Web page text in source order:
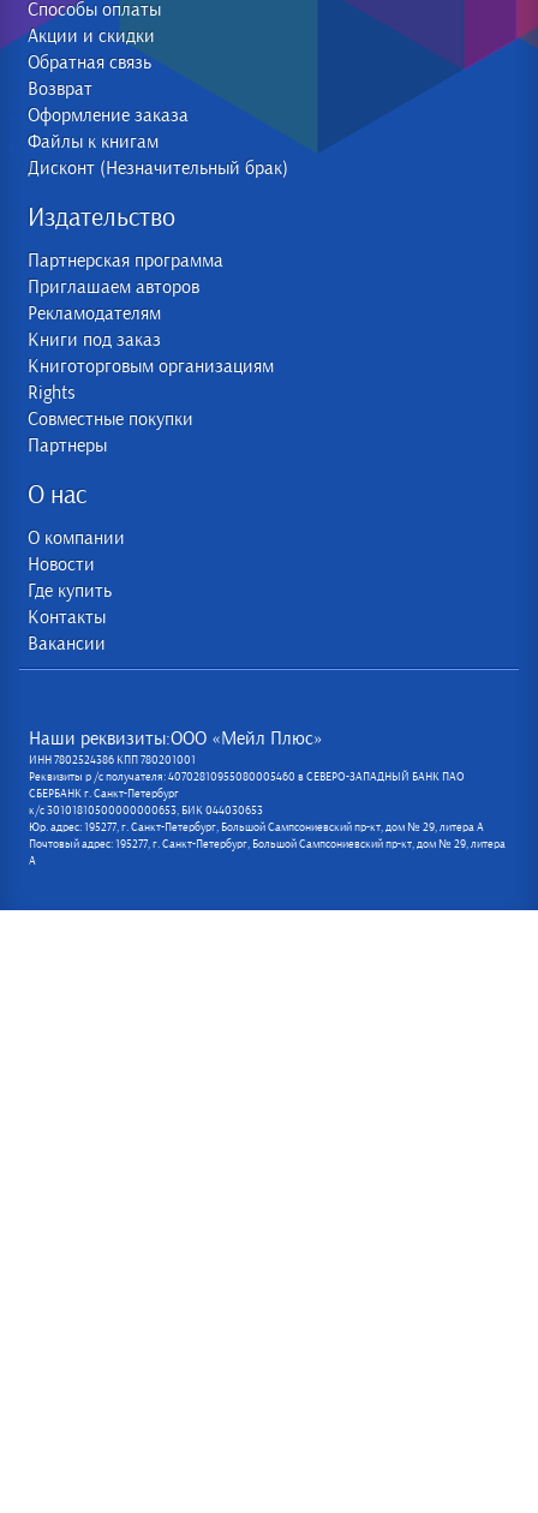
Способы оплаты
Акции и скидки
Обратная связь
Возврат
Оформление заказа
Файлы к книгам
Дисконт (Незначительный брак)
Издательство
Партнерская программа
Приглашаем авторов
Рекламодателям
Книги под заказ
Книготорговым организациям
Rights
Совместные покупки
Партнеры
О нас
О компании
Новости
Где купить
Контакты
Вакансии
Наши реквизиты:ООО «Мейл Плюс»
ИНН 7802524386 КПП 780201001
Реквизиты р /с получателя: 40702810955080005460 в СЕВЕРО-ЗАПАДНЫЙ БАНК ПАО
СБЕРБАНК г. Санкт-Петербург
к/с 30101810500000000653, БИК 044030653
Юр. адрес: 195277, г. Санкт-Петербург, Большой Сампсониевский пр-кт, дом № 29, литера А
Почтовый адрес: 195277, г. Санкт-Петербург, Большой Сампсониевский пр-кт, дом № 29, литера
А